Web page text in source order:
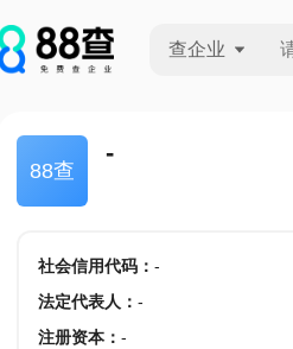
查企业
88查
-
社会信用代码： -
法定代表人 ： -
注册资本： -